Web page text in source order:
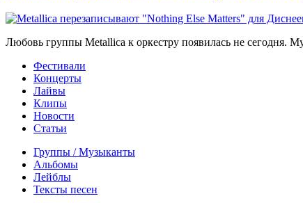
Любовь группы Metallica к оркестру появилась не сегодня.
Фестивали
Концерты
Лайвы
Клипы
Новости
Статьи
Группы / Музыканты
Альбомы
Лейблы
Тексты песен